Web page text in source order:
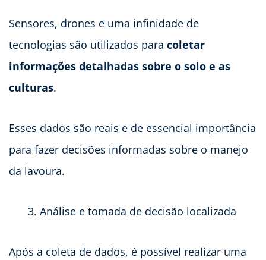
Sensores, drones e uma infinidade de
tecnologias são utilizados para coletar
informações detalhadas sobre o solo e as
culturas.
Esses dados são reais e de essencial importância
para fazer decisões informadas sobre o manejo
da lavoura.
Análise e tomada de decisão localizada
Após a coleta de dados, é possível realizar uma